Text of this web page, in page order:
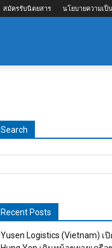
สมัครรับนิตยสาร นโยบายความเป็
Search
Recent Posts
Yusen Logistics (Vietnam)